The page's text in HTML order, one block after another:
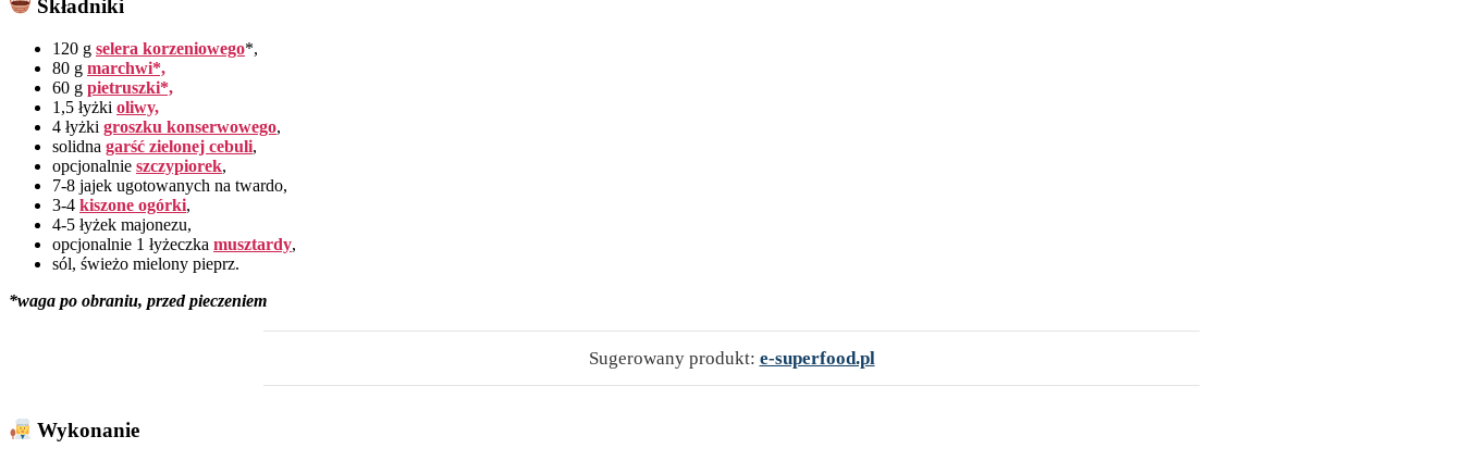
Składniki
120 g selera korzeniowego*,
80 g marchwi*,
60 g pietruszki*,
1,5 łyżki oliwy,
4 łyżki groszku konserwowego,
solidna garść zielonej cebuli,
opcjonalnie szczypiorek,
7-8 jajek ugotowanych na twardo,
3-4 kiszone ogórki,
4-5 łyżek majonezu,
opcjonalnie 1 łyżeczka musztardy,
sól, świeżo mielony pieprz.
*waga po obraniu, przed pieczeniem
Sugerowany produkt: e-superfood.pl
Wykonanie